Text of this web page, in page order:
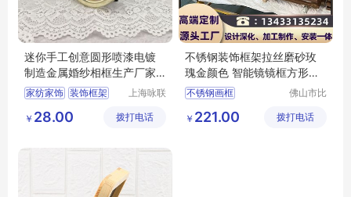
迷你手工创意圆形喷漆电镀
制造金属婚纱相框生产厂家
销售批发
家纺家饰 装饰框架
上海咏联
公司
￥ 28.00 拨打电话
不锈钢装饰框架拉丝磨砂玫
瑰金颜色 智能镜镜框方形金
属画框定制
不锈钢画框
智能镜镜框
金属画框
佛山市比
程有限公
￥ 221.00 拨打电话